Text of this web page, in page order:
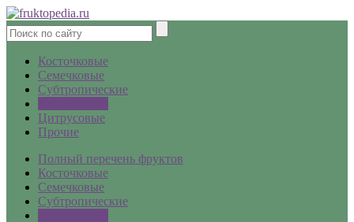
Косточковые
Семечковые
Субтропические
Цитрусовые
Прочие
Полный перечень фруктов
Косточковые
Семечковые
Субтропические